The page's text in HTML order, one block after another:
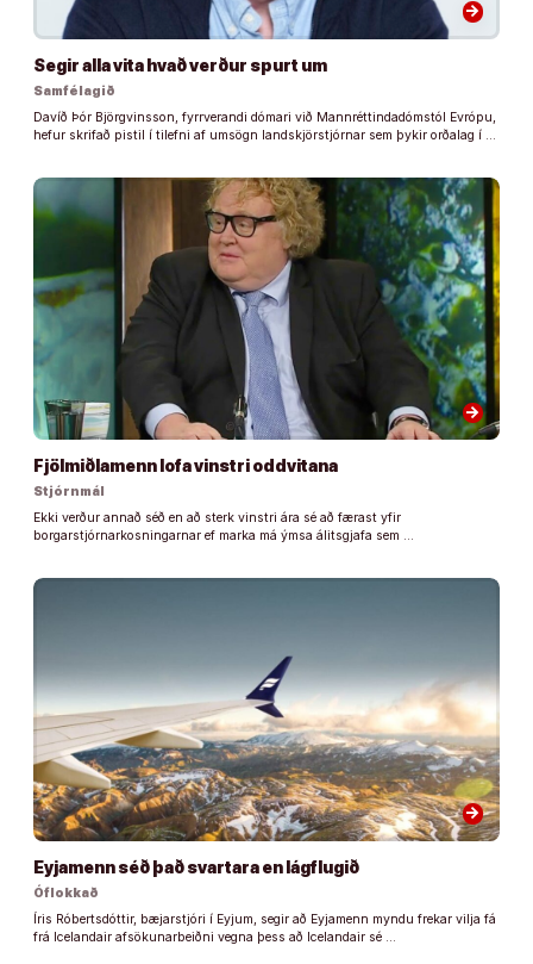
arrow_forward
Segir alla vita hvað verður spurt um
Samfélagið
Davíð Þór Björgvinsson, fyrrverandi dómari við Mannréttindadómstól Evrópu,
hefur skrifað pistil í tilefni af umsögn landskjörstjórnar sem þykir orðalag í …
arrow_forward
Fjölmiðlamenn lofa vinstri oddvitana
Stjórnmál
Ekki verður annað séð en að sterk vinstri ára sé að færast yfir
borgarstjórnarkosningarnar ef marka má ýmsa álitsgjafa sem …
arrow_forward
Eyjamenn séð það svartara en lágflugið
Óflokkað
Íris Róbertsdóttir, bæjarstjóri í Eyjum, segir að Eyjamenn myndu frekar vilja fá
frá Icelandair afsökunarbeiðni vegna þess að Icelandair sé …